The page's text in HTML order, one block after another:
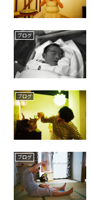
ブログ
ブログ
ブログ